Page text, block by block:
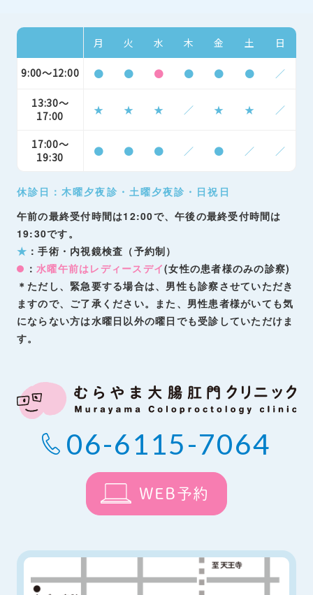
月 火 水 木 金 土 日
9:00～12:00 ● ● ● ● ● ● ／
13:30～
17:00
★ ★ ★ ／ ★ ★ ／
17:00～
19:30
● ● ● ／ ● ／ ／
休診日：木曜夕夜診・土曜夕夜診・日祝日
午前の最終受付時間は12:00で、午後の最終受付時間は
19:30です。
★ ：手術・内視鏡検査（予約制）
： 水曜午前はレディースデイ(女性の患者様のみの診察)
＊ただし、緊急要する場合は、男性も診察させていただき
ますので、ご了承ください。また、男性患者様がいても気
にならない方は水曜日以外の曜日でも受診していただけま
す。
06-6115-7064
WEB予約